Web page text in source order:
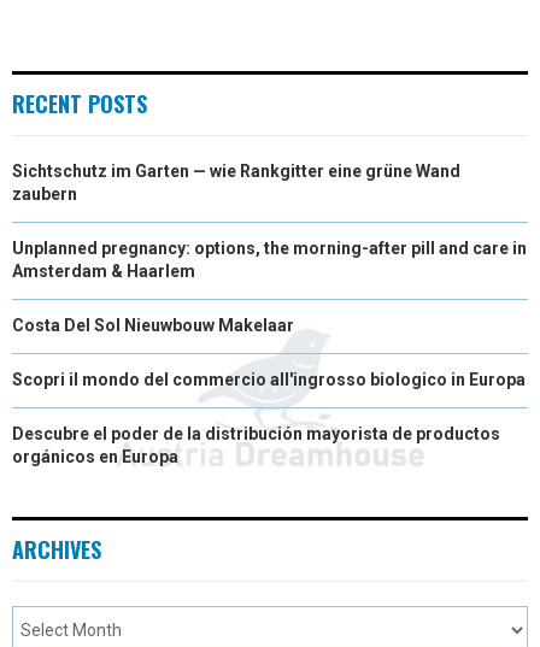
RECENT POSTS
Sichtschutz im Garten — wie Rankgitter eine grüne Wand
zaubern
Unplanned pregnancy: options, the morning-after pill and care in
Amsterdam & Haarlem
Costa Del Sol Nieuwbouw Makelaar
Scopri il mondo del commercio all'ingrosso biologico in Europa
Descubre el poder de la distribución mayorista de productos
orgánicos en Europa
ARCHIVES